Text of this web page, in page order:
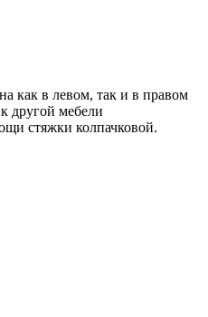
как в левом, так и в правом
другой мебели
стяжки колпачковой.